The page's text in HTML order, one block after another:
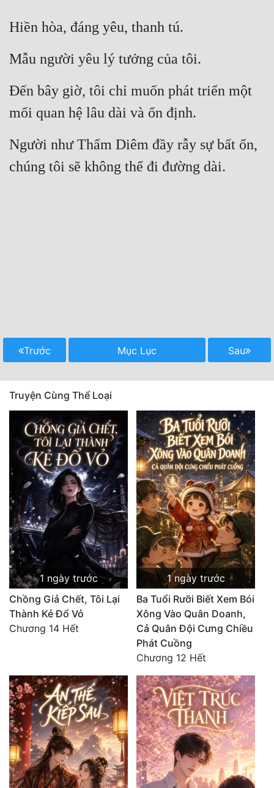
Khoa Huyễn Không Gian
Kinh Dị
Kiếm Hiệp
Kỳ Huyễn
Kỳ Ảo
Ngôn Tình
Ngược
Nữ Phụ
Phong Thủy - Tâm Linh
Phương Tây
Phản Phái
Quan Trường
Quân Sự
Sảng Văn
Sắc
Sủng
Thanh Xuân
Tiểu Thuyết
Trinh Thám
Triều Đấu
Trùng Sinh
Trọng Sinh
Hiền hòa, đáng yêu, thanh tú.
Mẫu người yêu lý tưởng của tôi.
Đến bây giờ, tôi chỉ muốn phát triển một
mối quan hệ lâu dài và ổn định.
Người như Thẩm Diêm đầy rẫy sự bất ổn,
chúng tôi sẽ không thể đi đường dài.
Trước Mục Lục Sau
Truyện Cùng Thể Loại
1 ngày trước
Chồng Giả Chết, Tôi Lại
Thành Kẻ Đổ Vỏ
Chương 14 Hết
1 ngày trước
Ba Tuổi Rưỡi Biết Xem Bói
Xông Vào Quân Doanh,
Cả Quân Đội Cưng Chiều
Phát Cuồng
Chương 12 Hết